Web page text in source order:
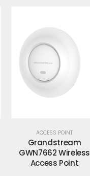
ACCESS POINT
Grandstream
GWN7662 Wireless
Access Point